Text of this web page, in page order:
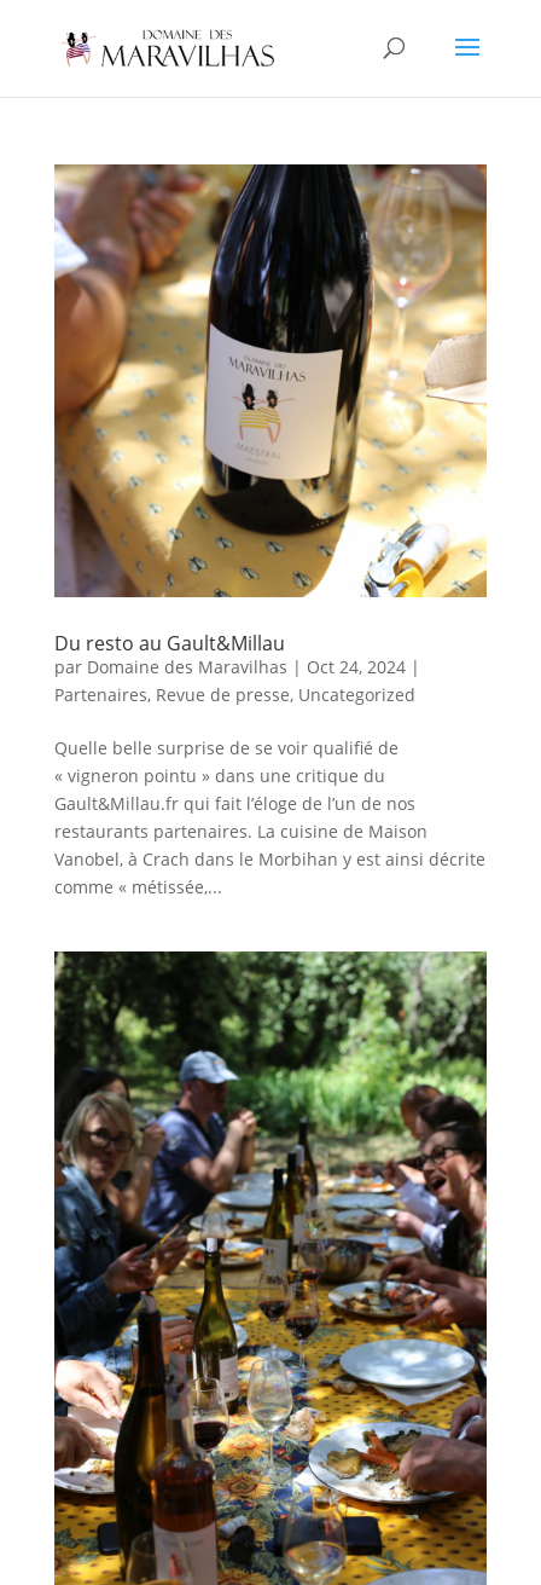
Du resto au Gault&Millau
par Domaine des Maravilhas | Oct 24, 2024|
Partenaires, Revue de presse, Uncategorized
Quelle belle surprise de se voir qualifié de
« vigneron pointu » dans une critique du
Gault&Millau.fr qui fait l’éloge de l’un de nos
restaurants partenaires. La cuisine de Maison
Vanobel, à Crach dans le Morbihan y est ainsi décrite
comme « métissée,...